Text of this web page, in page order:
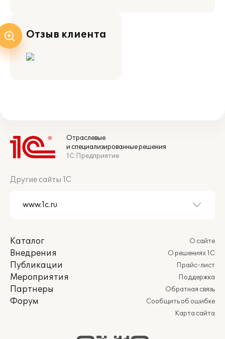
Отзыв клиента
Отраслевые
и специализированные решения
1С:Предприятие
Другие сайты 1С
Каталог
Внедрения
Публикации
Мероприятия
Партнеры
Форум
О сайте
О решениях 1С
Прайс-лист
Поддержка
Обратная связь
Сообщить об ошибке
Карта сайта